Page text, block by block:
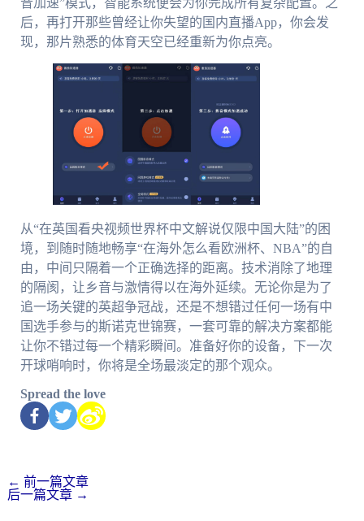
音加速”模式，智能系统便会为你完成所有复杂配置。之
后，再打开那些曾经让你失望的国内直播App，你会发
现，那片熟悉的体育天空已经重新为你点亮。
从“在英国看央视频世界杯中文解说仅限中国大陆”的困
境，到随时随地畅享“在海外怎么看欧洲杯、NBA”的自
由，中间只隔着一个正确选择的距离。技术消除了地理
的隔阂，让乡音与激情得以在海外延续。无论你是为了
追一场关键的英超争冠战，还是不想错过任何一场有中
国选手参与的斯诺克世锦赛，一套可靠的解决方案都能
让你不错过每一个精彩瞬间。准备好你的设备，下一次
开球哨响时，你将是全场最淡定的那个观众。
Spread the love
← 前一篇文章
后一篇文章 →